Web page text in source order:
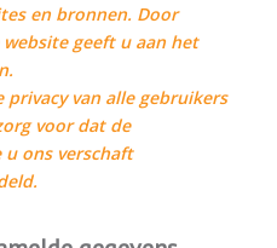
en bronnen. Door
geeft u aan het
van alle gebruikers
voor dat de
ons verschaft